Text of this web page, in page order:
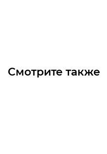
Смотрите также